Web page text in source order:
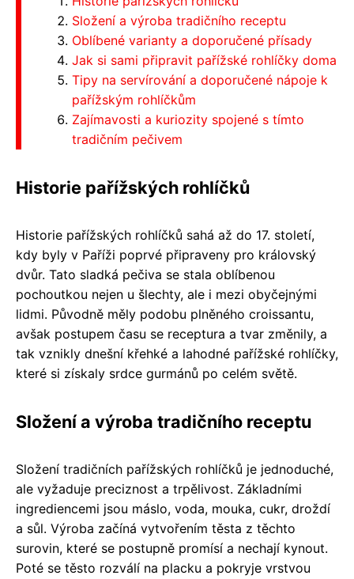
Složení a výroba tradičního receptu
Oblíbené varianty a doporučené přísady
Jak si sami připravit pařížské rohlíčky doma
Tipy na servírování a doporučené nápoje k
pařížským rohlíčkům
Zajímavosti a kuriozity spojené s tímto
tradičním pečivem
Historie pařížských rohlíčků
Historie pařížských rohlíčků sahá až do 17. století,
kdy byly v Paříži poprvé připraveny pro královský
dvůr. Tato sladká pečiva se stala oblíbenou
pochoutkou nejen u šlechty, ale i mezi obyčejnými
lidmi. Původně měly podobu plněného croissantu,
avšak postupem času se receptura a tvar změnily, a
tak vznikly dnešní křehké a lahodné pařížské rohlíčky,
které si získaly srdce gurmánů po celém světě.
Složení a výroba tradičního receptu
Složení tradičních pařížských rohlíčků je jednoduché,
ale vyžaduje preciznost a trpělivost. Základními
ingrediencemi jsou máslo, voda, mouka, cukr, droždí
a sůl. Výroba začíná vytvořením těsta z těchto
surovin, které se postupně promísí a nechají kynout.
Poté se těsto rozválí na placku a pokryje vrstvou